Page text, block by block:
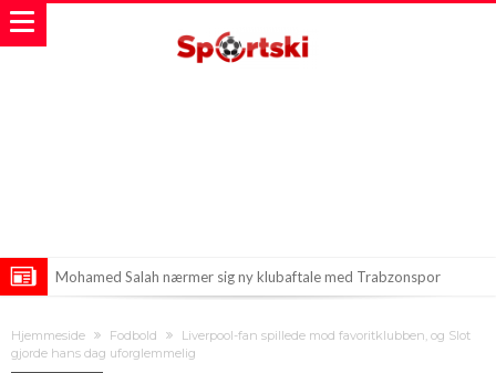
Mohamed Salah nærmer sig ny klubaftale med Trabzonspor
Arsenal klar til at bryde banken for Serie A-stjerne?
Hjemmeside Fodbold
Liverpool-fan spillede mod favoritklubben, og Slot
gjorde hans dag uforglemmelig